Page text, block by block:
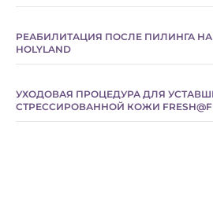
РЕАБИЛИТАЦИЯ ПОСЛЕ ПИЛИНГА
HOLYLAND
УХОДОВАЯ ПРОЦЕДУРА ДЛЯ
СТРЕССИРОВАННОЙ КОЖИ
Небольшие морщинки
Мелкие рубцы
Гиперпигментация